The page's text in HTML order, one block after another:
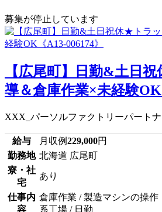
募集が停止しています
【広尾町】日勤&土日
導＆倉庫作業×未経験OK
XXX_パーソルファクトリーパート
給与 月収例229,000円
勤務地 北海道 広尾町
寮・社
宅
あり
仕事内
容
倉庫作業 / 製造マシンの操
系工場 / 日勤